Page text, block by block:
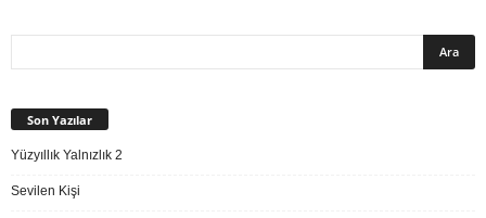
Son Yazılar
Yüzyıllık Yalnızlık 2
Sevilen Kişi